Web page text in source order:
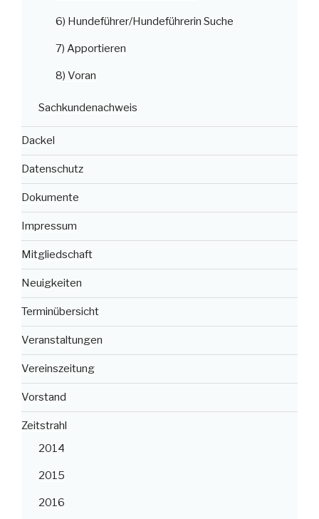
6) Hundeführer/Hundeführerin Suche
7) Apportieren
8) Voran
Sachkundenachweis
Dackel
Datenschutz
Dokumente
Impressum
Mitgliedschaft
Neuigkeiten
Terminübersicht
Veranstaltungen
Vereinszeitung
Vorstand
Zeitstrahl
2014
2015
2016